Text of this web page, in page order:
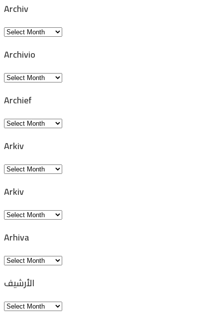
Archiv
Archiv
Archivio
Archivio
Archief
Archief
Arkiv
Arkiv
Arkiv
Arkiv
Arhiva
Arhiva
الأرشيف
الأرشيف